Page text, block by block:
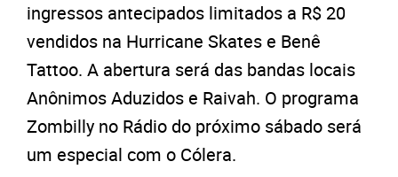
ingressos antecipados limitados a R$ 20
vendidos na Hurricane Skates e Benê
Tattoo. A abertura será das bandas locais
Anônimos Aduzidos e Raivah. O programa
Zombilly no Rádio do próximo sábado será
um especial com o Cólera.